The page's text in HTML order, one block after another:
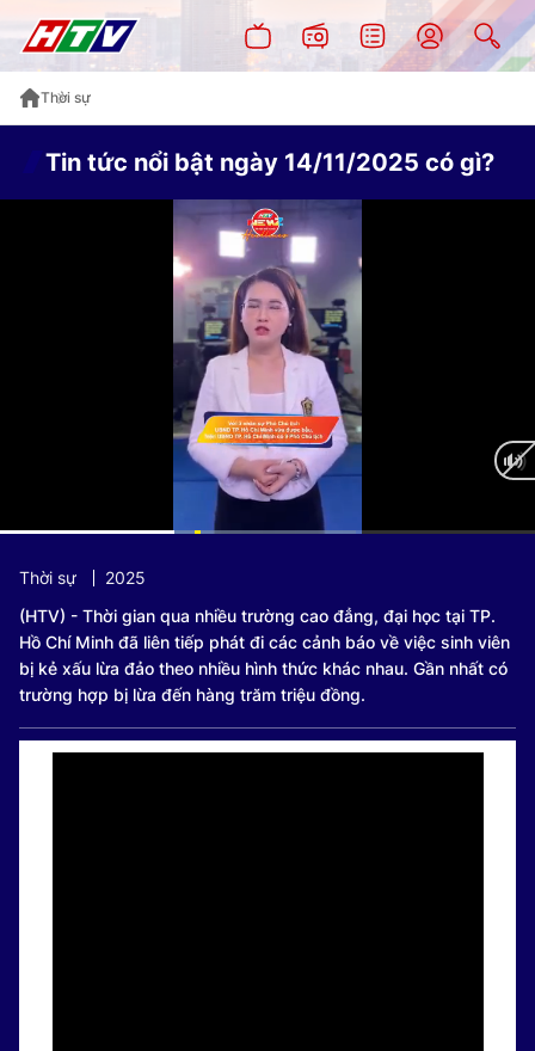
Thời sự
Tin tức nổi bật ngày 14/11/2025 có gì?
Time
Thời sự
2025
(HTV) - Thời gian qua nhiều trường cao đẳng, đại học tại TP.
Hồ Chí Minh đã liên tiếp phát đi các cảnh báo về việc sinh viên
bị kẻ xấu lừa đảo theo nhiều hình thức khác nhau. Gần nhất có
trường hợp bị lừa đến hàng trăm triệu đồng.